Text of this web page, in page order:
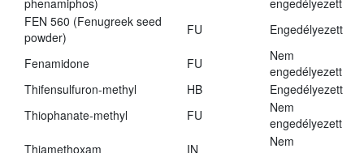
phenamiphos)
engedélyezett
FEN 560 (Fenugreek seed
powder)
FU Engedélyezett
Fenamidone FU
Nem
engedélyezett
Thifensulfuron-methyl
HB
Engedélyezett
Thiophanate-methyl
FU
Nem
engedélyezett
Thiamethoxam
IN
Nem